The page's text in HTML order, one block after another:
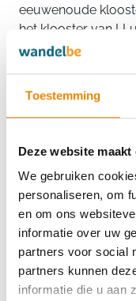
Toestemming
Deze website
We gebruiken
personaliseren, om
en om ons
informatie over uw
partners voor social
partners kunnen
informatie die u aan
eeuwenoude
het klooster van
Massanella, er is
Mallorca. En
Mallorca samen
de wandelreis naar
Ga mee op